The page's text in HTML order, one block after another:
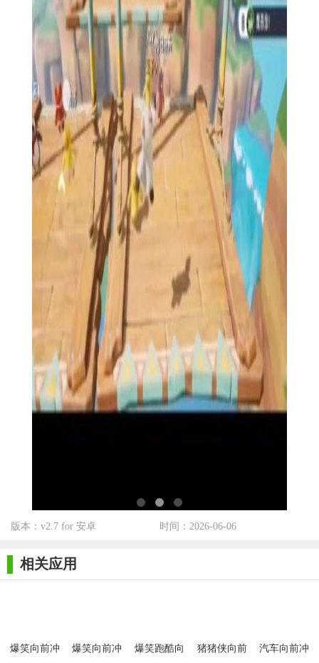
【爆笑向前冲用法】
1. 下载并安装游戏，打开后即可开始体验。
2. 选择角色和关卡，开始你的跑酷冒险。
3. 操控角色在关卡中奔跑、跳跃、滑行，避开障碍物并收集
4. 不断挑战更高的分数，解锁更多有趣的关卡和角色。
5. 与好友分享你的成绩，一起比拼谁能笑到最后。
【爆笑向前冲玩法】
1. 跑酷冒险：玩家需要操控角色在关卡中奔跑，不断跳过障
碍物、滑行下坡，以获取更高的速度。
无敌盾牌等，它们能帮助玩家更好地应对关卡挑战。
4. 解锁关卡：随着分数的提高，玩家可以解锁更多有趣的关
5. 竞技挑战：玩家可以与好友进行竞技挑战，看谁能以更高
1. 独特的幽默风格：游戏以搞笑为主题，各种搞笑元素层出
版本：v2.7 for 安卓 时间：2026-06-06
相关应用
爆笑向前冲
爆笑向前冲
爆笑跑酷向
猪猪侠向前
汽车向前冲